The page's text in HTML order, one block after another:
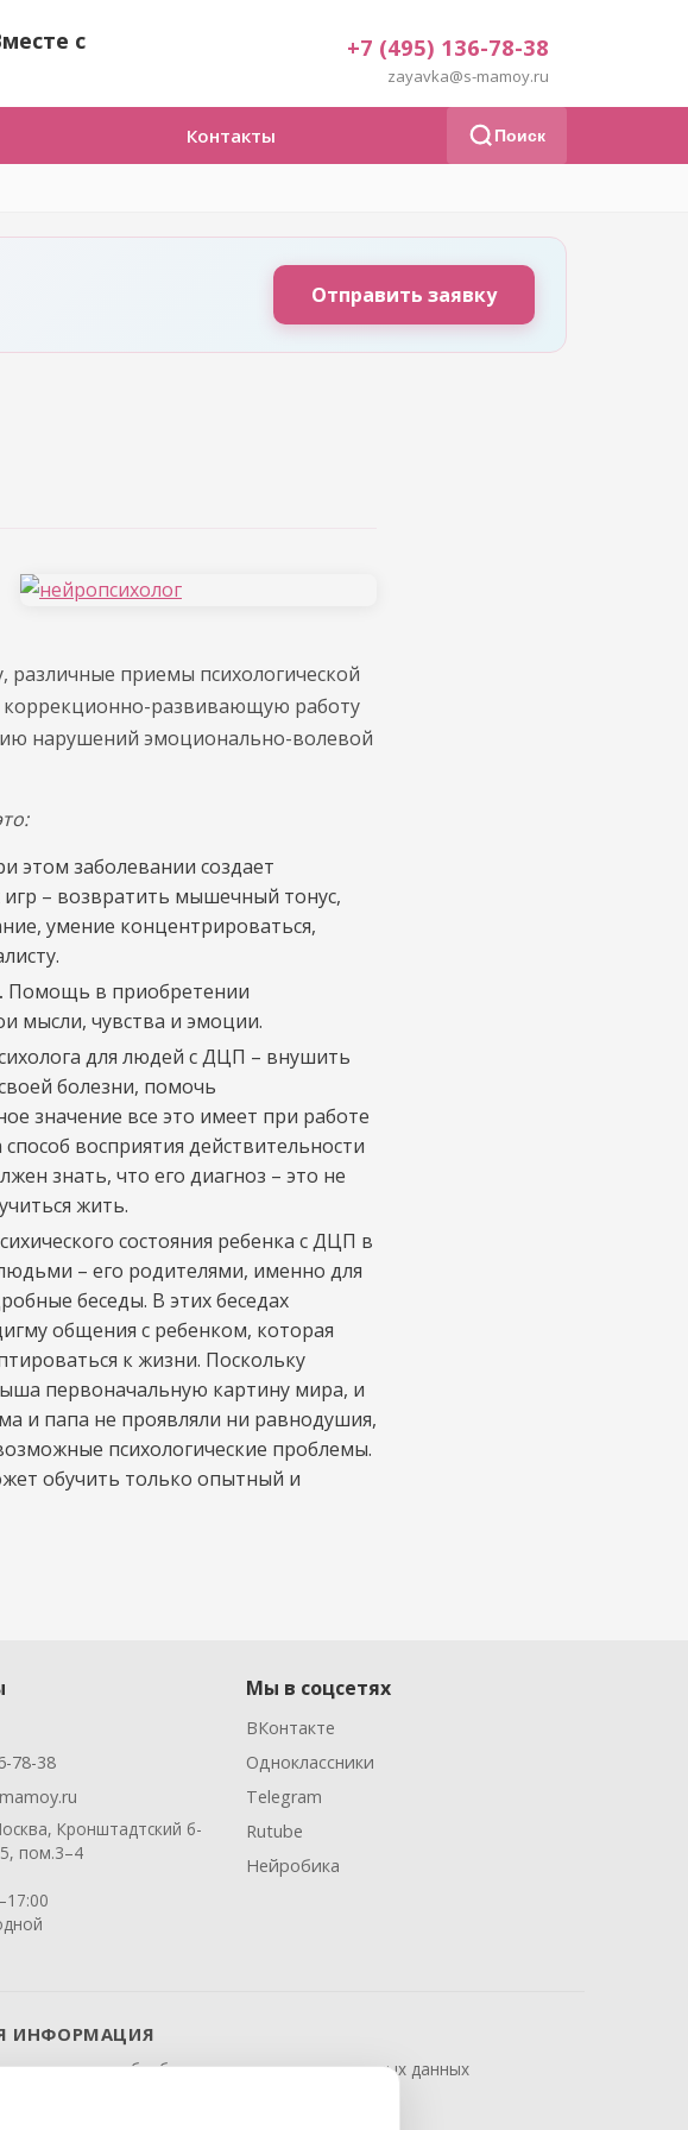
с
+7 (495) 136-78-38
zayavka@s-mamoy.ru
Контакты Поиск
Отправить заявку
различные приемы психологической
коррекционно-развивающую работу
нарушений эмоционально-волевой
этом заболевании создает
– возвратить мышечный тонус,
умение концентрироваться,
Помощь в приобретении
мысли, чувства и эмоции.
для людей с ДЦП – внушить
болезни, помочь
значение все это имеет при работе
восприятия действительности
знать, что его диагноз – это не
жить.
состояния ребенка с ДЦП в
– его родителями, именно для
беседы. В этих беседах
общения с ребенком, которая
к жизни. Поскольку
первоначальную картину мира, и
и папа не проявляли ни равнодушия,
психологические проблемы.
обучить только опытный и
78-38
Кронштадтский б-
пом.3–4
Мы в соцсетях
ВКонтакте
Одноклассники
Telegram
Rutube
Нейробика
ИНФОРМАЦИЯ
в отношении обработки и защиты персональных данных